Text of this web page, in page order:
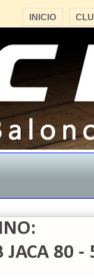
INICIO
JACA 80 -